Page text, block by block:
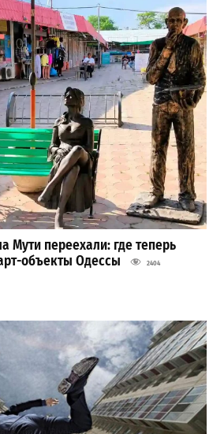
Мути переехали: где теперь
объекты Одессы
2404